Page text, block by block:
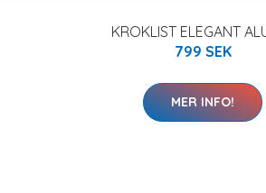
KROKLIST ELEGANT
799 SEK
MER INFO!